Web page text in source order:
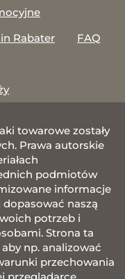
Rabater
FAQ
towarowe zostały
Prawa autorskie
podmiotów
informacje
naszą
potrzeb i
Strona ta
np. analizować
przechowania
przeglądarce.